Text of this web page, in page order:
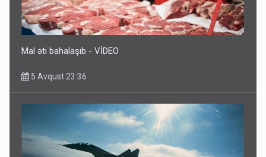
Mal əti bahalaşıb - VİDEO
5 Avqust 23:36